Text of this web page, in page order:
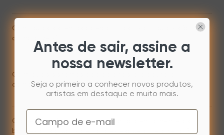
Com quais sistemas operacionais os produtos são
compatíveis?
Com quais sistemas operacionais o produto é
compatível?
O que devo fazer se pressionar acidentalmente os
botões dos grupos de botões esquerdo e direito ?
Antes de sair, assine a
nossa newsletter.
Seja o primeiro a conhecer novos produtos,
artistas em destaque e muito mais.
Email